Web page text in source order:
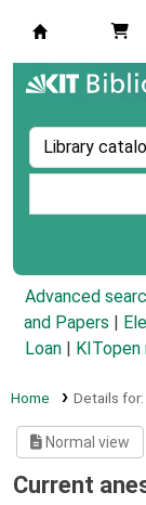
Advanced
and Papers
Loan
KITopen
Home Details for:
Normal view
Current